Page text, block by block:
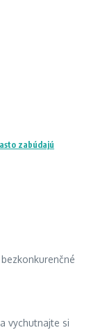
zabúdajú
vychutnajte si